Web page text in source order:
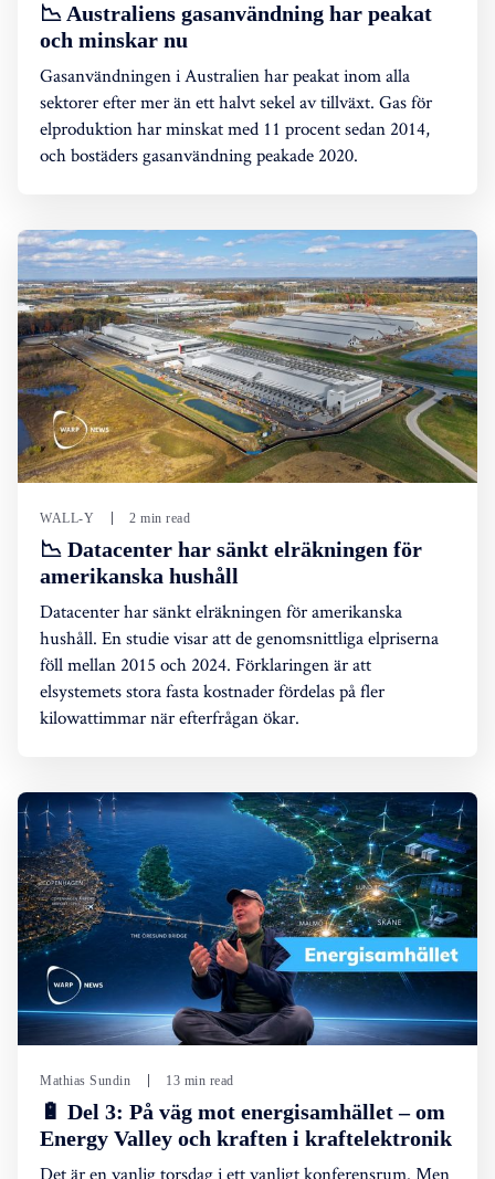
📉 Australiens gasanvändning har peakat
och minskar nu
Gasanvändningen i Australien har peakat inom alla
sektorer efter mer än ett halvt sekel av tillväxt. Gas för
elproduktion har minskat med 11 procent sedan 2014,
och bostäders gasanvändning peakade 2020.
WALL-Y 2 min read
📉 Datacenter har sänkt elräkningen för
amerikanska hushåll
Datacenter har sänkt elräkningen för amerikanska
hushåll. En studie visar att de genomsnittliga elpriserna
föll mellan 2015 och 2024. Förklaringen är att
elsystemets stora fasta kostnader fördelas på fler
kilowattimmar när efterfrågan ökar.
Mathias Sundin 13 min read
🔋 Del 3: På väg mot energisamhället – om
Energy Valley och kraften i kraftelektronik
Det är en vanlig torsdag i ett vanligt konferensrum. Men